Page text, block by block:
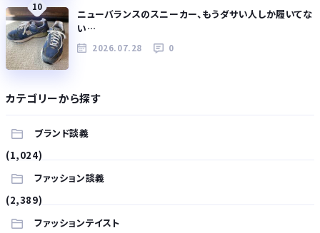
10
ニューバランスのスニーカー、もうダサい人しか履いてな
い…
2026.07.28 0
カテゴリーから探す
ブランド談義
(1,024)
ファッション談義
(2,389)
ファッションテイスト